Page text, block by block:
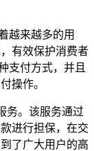
越来越多的用
有效保护消费者
支付方式，并且
操作。
务。该服务通过
进行担保，在交
了广大用户的高